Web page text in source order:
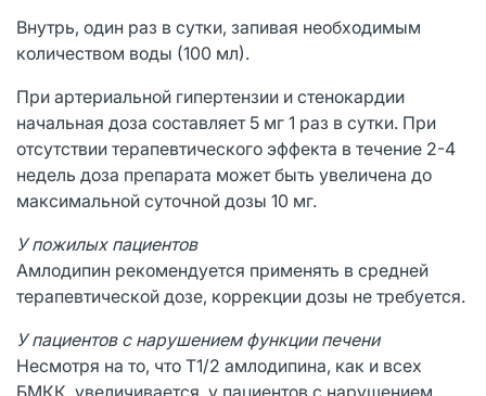
Внутрь, один раз в сутки, запивая необходимым
количеством воды (100 мл).
При артериальной гипертензии и стенокардии
начальная доза составляет 5 мг 1 раз в сутки. При
отсутствии терапевтического эффекта в течение 2-4
недель доза препарата может быть увеличена до
максимальной суточной дозы 10 мг.
У пожилых пациентов
Амлодипин рекомендуется применять в средней
терапевтической дозе, коррекции дозы не требуется.
У пациентов с нарушением функции печени
Несмотря на то, что Т1/2 амлодипина, как и всех
БМКК, увеличивается, у пациентов с нарушением